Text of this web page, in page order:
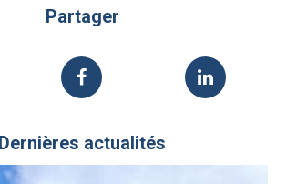
Partager
Dernières actualités